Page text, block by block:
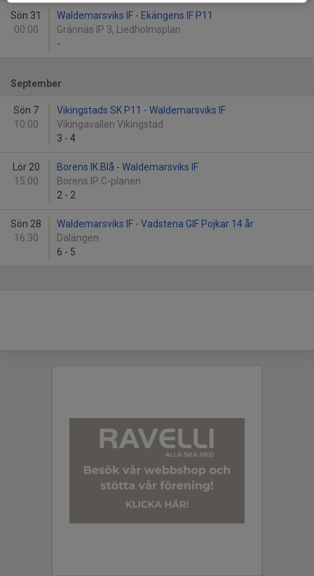
Sön 31
00:00
Waldemarsviks IF - Ekängens IF P11
Grännäs IP 3, Liedholmsplan
-
September
Sön 7
10:00
Vikingstads SK P11 - Waldemarsviks IF
Vikingavallen Vikingstad
3 - 4
Lör 20
15:00
Borens IK Blå - Waldemarsviks IF
Borens IP C-planen
2 - 2
Sön 28
16:30
Waldemarsviks IF - Vadstena GIF Pojkar 14 år
Dalängen
6 - 5